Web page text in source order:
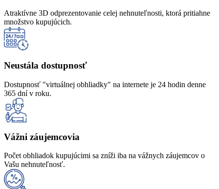
Atraktívne 3D odprezentovanie celej nehnuteľnosti, ktorá pritiahne
množstvo kupujúcich.
Neustála dostupnosť
Dostupnosť "virtuálnej obhliadky" na internete je 24 hodin denne
365 dní v roku.
Vážni záujemcovia
Počet obhliadok kupujúcimi sa zníži iba na vážnych záujemcov o
Vašu nehnuteľnosť.